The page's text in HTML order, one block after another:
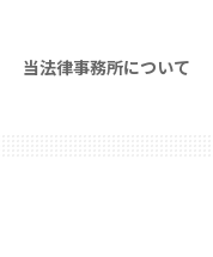
当法律事務所について